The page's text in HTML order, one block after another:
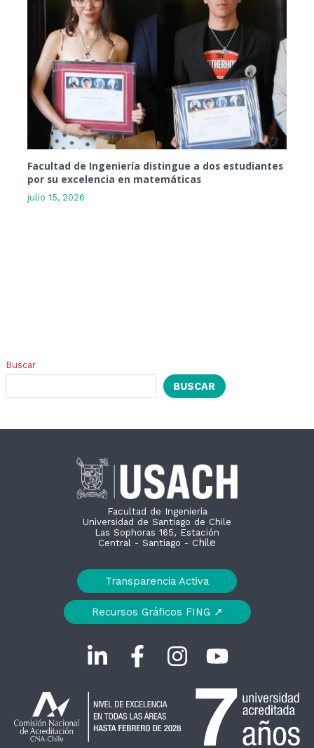
Buscar
BUSCAR
Facultad de Ingeniería distingue a dos estudiantes
por su excelencia en matemáticas
julio 15, 2026
Facultad de Ingeniería
Universidad de Santiago de Chile
Las Sophoras 165, Estación
Central - Santiago - Chile
Transparencia Activa
Recursos Gráficos FING ↗︎